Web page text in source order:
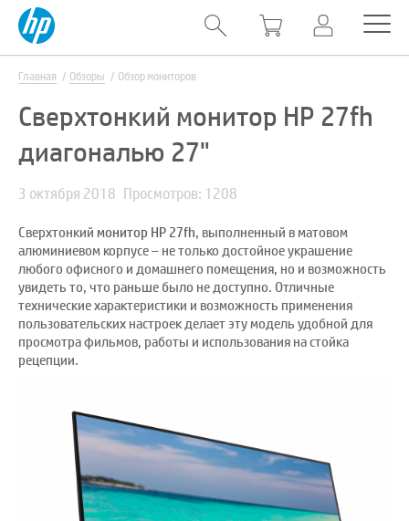
Главная Обзоры Обзор мониторов
Сверхтонкий монитор HP 27fh
диагональю 27"
3 октября 2018 Просмотров: 1208
Сверхтонкий монитор HP 27fh, выполненный в матовом
алюминиевом корпусе – не только достойное украшение
любого офисного и домашнего помещения, но и возможность
увидеть то, что раньше было не доступно. Отличные
технические характеристики и возможность применения
пользовательских настроек делает эту модель удобной для
просмотра фильмов, работы и использования на стойка
рецепции.